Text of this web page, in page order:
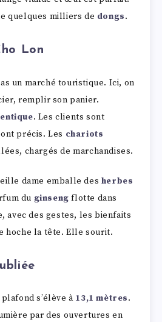
quelques milliers de dongs.
Lon
un marché touristique. Ici, on
remplir son panier.
. Les clients sont
précis. Les chariots
chargés de marchandises.
dame emballe des herbes
du ginseng flotte dans
avec des gestes, les bienfaits
hoche la tête. Elle sourit.
s’élève à 13,1 mètres.
par des ouvertures en